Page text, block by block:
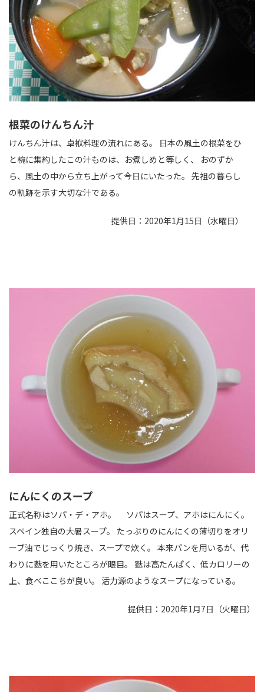
根菜のけんちん汁
けんちん汁は、卓袱料理の流れにある。 日本の風土の根菜をひ
と椀に集約したこの汁ものは、お煮しめと等しく、 おのずか
ら、風土の中から立ち上がって今日にいたった。 先祖の暮らし
の軌跡を示す大切な汁である。
提供日：2020年1月15日（水曜日）
にんにくのスープ
正式名称はソパ・デ・アホ。 ソパはスープ、アホはにんにく。
スペイン独自の大暑スープ。 たっぷりのにんにくの薄切りをオリ
ーブ油でじっくり焼き、スープで炊く。 本来パンを用いるが、代
わりに麩を用いたところが眼目。 麩は高たんぱく、低カロリーの
上、食べここちが良い。 活力源のようなスープになっている。
提供日：2020年1月7日（火曜日）